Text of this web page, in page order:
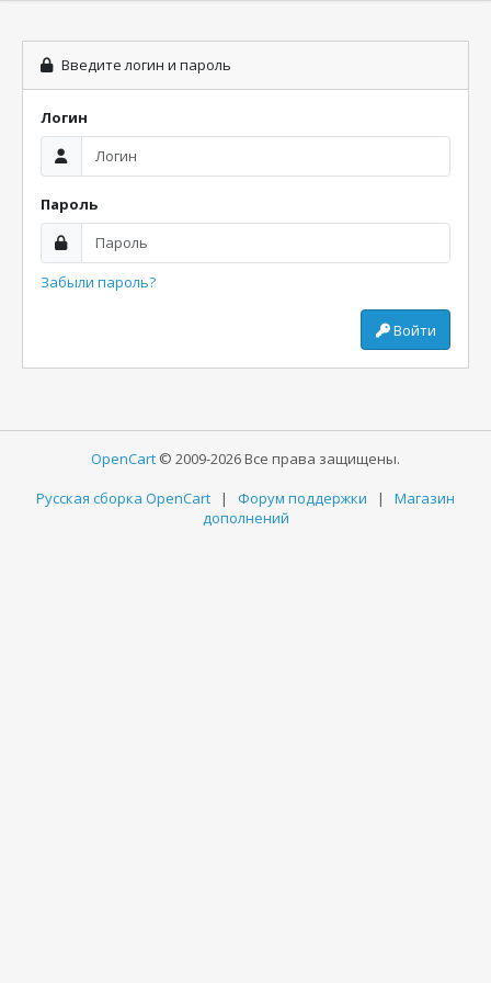
Введите логин и пароль
Логин
Пароль
Забыли пароль?
Войти
OpenCart © 2009-2026 Все права защищены.
Русская сборка OpenCart | Форум поддержки | Магазин
дополнений